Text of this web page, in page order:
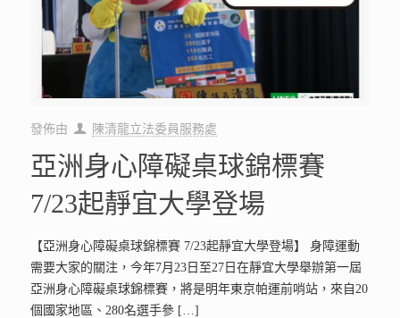
發佈由 陳清龍立法委員服務處
亞洲身心障礙桌球錦標賽
7/23起靜宜大學登場
【亞洲身心障礙桌球錦標賽 7/23起靜宜大學登場】 身障運動
需要大家的關注，今年7月23日至27日在靜宜大學舉辦第一屆
亞洲身心障礙桌球錦標賽，將是明年東京帕運前哨站，來自20
個國家地區、280名選手參[…]